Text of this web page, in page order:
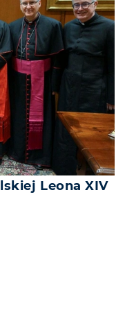
Leona XIV